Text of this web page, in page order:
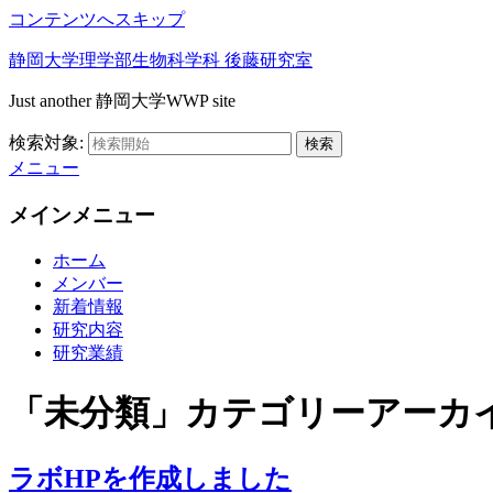
コンテンツへスキップ
静岡大学理学部生物科学科 後藤研究室
Just another 静岡大学WWP site
検索対象: 検索
メニュー
メインメニュー
ホーム
メンバー
新着情報
研究内容
研究業績
「 未分類」カテゴリーアーカ
ラボHPを作成しました